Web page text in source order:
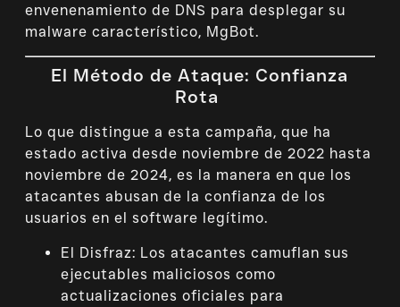
envenenamiento de DNS para desplegar su
malware característico, MgBot.
El Método de Ataque: Confianza
Rota
Lo que distingue a esta campaña, que ha
estado activa desde noviembre de 2022 hasta
noviembre de 2024, es la manera en que los
atacantes abusan de la confianza de los
usuarios en el software legítimo.
El Disfraz: Los atacantes camuflan sus
ejecutables maliciosos como
actualizaciones oficiales para